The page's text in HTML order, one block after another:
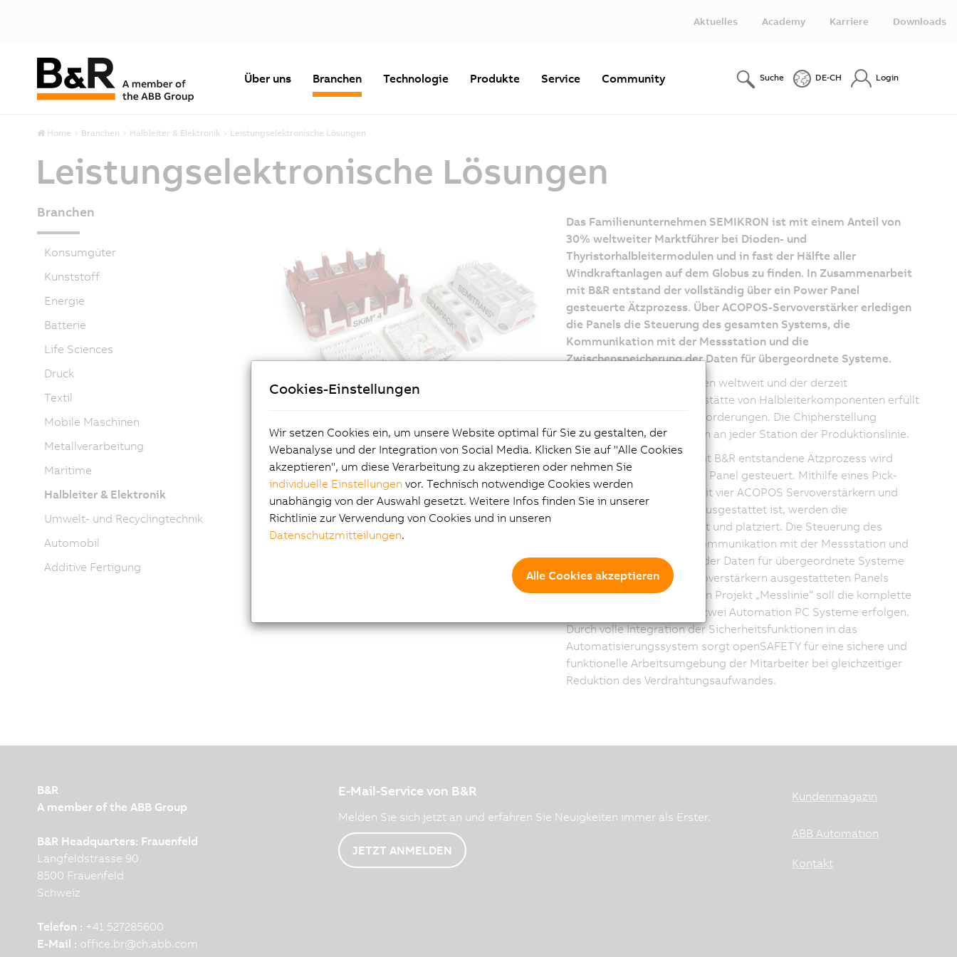
Aktuelles Academy Karriere Downloads
Über uns Branchen Technologie Produkte Service Community Suche DE-CH Login
Home Branchen Halbleiter & Elektronik Leistungselektronische Lösungen
Leistungselektronische Lösungen
„Dank der flexiblen, offenen Lösungen können wir
unsere eigenen Applikationen schnell und gemäß den
Anforderungen des Produktionsprozesses
implementieren.“
Das Familienunternehmen SEMIKRON ist mit einem Anteil von
30% weltweiter Marktführer bei Dioden- und
Thyristorhalbleitermodulen und in fast der Hälfte aller
Windkraftanlagen auf dem Globus zu finden. In Zusammenarbeit
mit B&R entstand der vollständig über ein Power Panel
gesteuerte Ätzprozess. Über ACOPOS-Servoverstärker erledigen
die Panels die Steuerung des gesamten Systems, die
Kommunikation mit der Messstation und die
Zwischenspeicherung der Daten für übergeordnete Systeme.
Mit zehn Produktionsstätten weltweit und der derzeit
zweitgrößten Produktionsstätte von Halbleiterkomponenten erfüllt
SEMIKRON alle Kundenanforderungen. Die Chipherstellung
erfordert höchste Präzision an jeder Station der Produktionslinie.
Der in Zusammenarbeit mit B&R entstandene Ätzprozess wird
vollständig über ein Power Panel gesteuert. Mithilfe eines Pick-
and-Place Systems, das mit vier ACOPOS Servoverstärkern und
einem 10,4" Power Panel ausgestattet ist, werden die
Halbleiterchips positioniert und platziert. Die Steuerung des
gesamten Systems, die Kommunikation mit der Messstation und
die Zwischenspeicherung der Daten für übergeordnete Systeme
werden mit ACOPOS Servoverstärkern ausgestatteten Panels
realisiert. Bei dem aktuellen Projekt „Messlinie“ soll die komplette
Steuerung des Pults über zwei Automation PC Systeme erfolgen.
Durch volle Integration der Sicherheitsfunktionen in das
Automatisierungssystem sorgt openSAFETY für eine sichere und
funktionelle Arbeitsumgebung der Mitarbeiter bei gleichzeitiger
Reduktion des Verdrahtungsaufwandes.
Branchen
Konsumgüter
Kunststoff
Energie
Batterie
Life Sciences
Druck
Textil
Mobile Maschinen
Metallverarbeitung
Maritime
Halbleiter & Elektronik
Umwelt- und Recyclingtechnik
Automobil
Additive Fertigung
B&R
A member of the ABB Group
B&R Headquarters: Frauenfeld
Langfeldstrasse 90
8500 Frauenfeld
Schweiz
Telefon : +41 527285600
E-Mail : office.br@ch.abb.com
E-Mail-Service von B&R
Melden Sie sich jetzt an und erfahren Sie Neuigkeiten immer als Erster.
JETZT ANMELDEN
Kundenmagazin
ABB Automation
Kontakt
Cookies-Einstellungen
Wir setzen Cookies ein, um unsere Website optimal für Sie zu gestalten, der
Webanalyse und der Integration von Social Media. Klicken Sie auf "Alle Cookies
akzeptieren", um diese Verarbeitung zu akzeptieren oder nehmen Sie
individuelle Einstellungen vor. Technisch notwendige Cookies werden
unabhängig von der Auswahl gesetzt. Weitere Infos finden Sie in unserer
Richtlinie zur Verwendung von Cookies und in unseren
Datenschutzmitteilungen.
Alle Cookies akzeptieren